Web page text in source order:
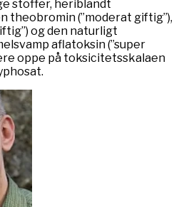
stoffer, heriblandt
theobromin (”moderat giftig”),
og den naturligt
aflatoksin (”super
oppe på toksicitetsskalaen